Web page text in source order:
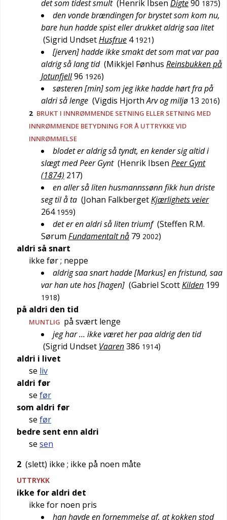
det som tidest smult (Henrik Ibsen Digte90 1875)
den vonde brændingen for brystet som kom nu,
bare hun hadde spist eller drukket aldrig saa litet
(Sigrid UndsetHusfrue 4 1921)
[jerven] hadde ikke smakt det som mat var paa
aldrig så lang tid (Mikkjel Fønhus Reinsbukken på
Jotunfjell96 1926)
søsteren [min] som jeg ikke hadde hørt fra på
aldri så lenge (Vigdis Hjorth Arv og miljø 13 2016)
2 BRUKT I INNRØMMENDE SETNING ELLER SETNING MED
INNRØMMENDE BETYDNING FOR Å UTTRYKKE VID
INNRØMMELSE
blodet er aldrig så tyndt, en kender sig altid i
slægt med Peer Gynt (Henrik Ibsen Peer Gynt
(1874) 217)
en aller så liten husmannssønn fikk hun driste
seg til å ta (Johan FalkbergetKjærlighets veier
264 1959)
det er en aldri så liten triumf (Steffen R.M.
Sørum Fundamentalt nå 79 2002)
aldri så snart
ikke før; neppe
aldrig saa snart hadde [Markus] en fristund, saa
var han ute hos [hagen] (Gabriel ScottKilden 199
1918)
på aldri den tid
MUNTLIG på svært lenge
jeg har … ikke været her paa aldrig den tid
(Sigrid Undset Vaaren386 1914)
aldri i livet
se liv
aldri før
se før
som aldri før
se før
bedre sent enn aldri
se sen
2 (slett) ikke ; ikke på noen måte
UTTRYKK
ikke for aldri det
ikke for noen pris
han havde en fornemmelse af, at kokken stod